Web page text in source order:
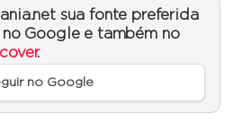
sua fonte preferida
Google e também no
.
no Google